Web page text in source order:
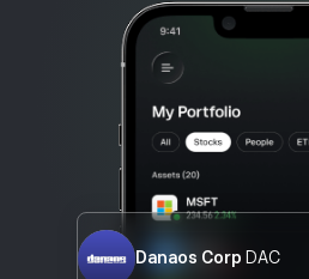
Danaos Corp DAC